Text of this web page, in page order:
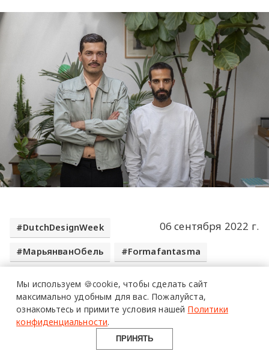
06 сентября 2022 г.
DutchDesignWeek
МарьянванОбель Formafantasma
Мы используем 🍪cookie, чтобы сделать сайт
максимально удобным для вас. Пожалуйста,
ознакомьтесь и примите условия нашей Политики
конфиденциальности.
ПРИНЯТЬ